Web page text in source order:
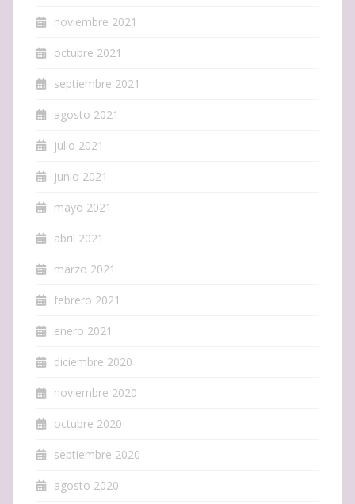
noviembre 2021
octubre 2021
septiembre 2021
agosto 2021
julio 2021
junio 2021
mayo 2021
abril 2021
marzo 2021
febrero 2021
enero 2021
diciembre 2020
noviembre 2020
octubre 2020
septiembre 2020
agosto 2020